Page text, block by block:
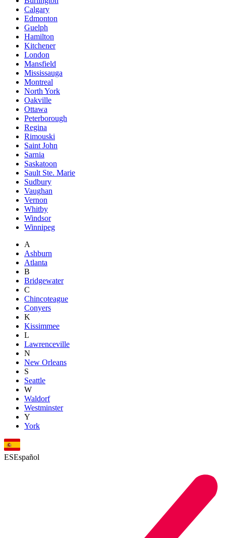
Calgary
Edmonton
Guelph
Hamilton
Kitchener
London
Mansfield
Mississauga
Montreal
North York
Oakville
Ottawa
Peterborough
Regina
Rimouski
Saint John
Sarnia
Saskatoon
Sault Ste. Marie
Sudbury
Vaughan
Vernon
Whitby
Windsor
Winnipeg
A
Ashburn
Atlanta
B
Bridgewater
C
Chincoteague
Conyers
K
Kissimmee
L
Lawrenceville
N
New Orleans
S
Seattle
W
Waldorf
Westminster
Y
York
ESEspañol